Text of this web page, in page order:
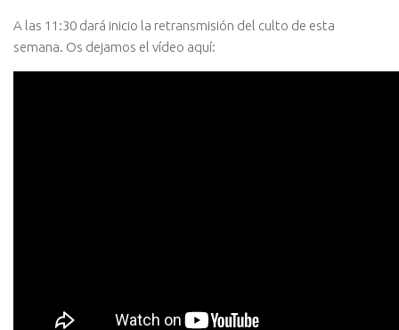
A las 11:30 dará inicio la retransmisión del culto de esta
semana. Os dejamos el vídeo aquí: